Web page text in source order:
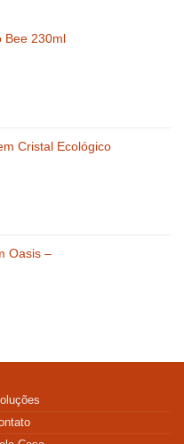
Bee 230ml
Cristal Ecológico
Oasis –